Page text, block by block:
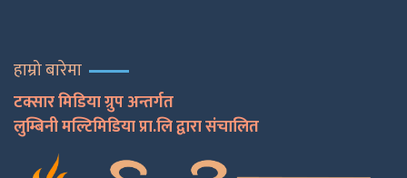
हाम्रो बारेमा
टक्सार मिडिया ग्रुप अन्तर्गत
लुम्बिनी मल्टिमिडिया प्रा.लि द्वारा संचालित